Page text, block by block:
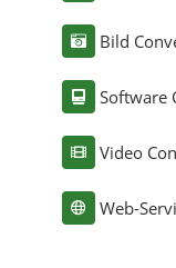
Bild
Software
Video
Web-